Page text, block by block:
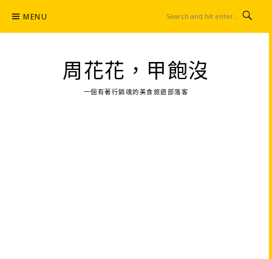
content
MENU
周花花，甲飽沒
一個有著行銷魂的美食旅遊部落客